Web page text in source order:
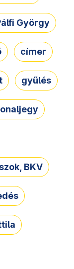
György
címer
gyűlés
BKV